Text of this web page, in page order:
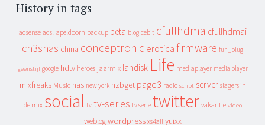
History in tags
adsense adsl apeldoorn backup beta blog cebit cfullhdma cfullhdmai
ch3snas china conceptronic erotica firmware fun_plug
geenstijl google hdtv heroes jaarmix landisk Life mediaplayer media player
mixfreaks Music nas new york nzbget page3 radio script server slagers in
de mix social tv tv-series tv serie twitter vakantie video
weblog wordpress xs4all yuixx